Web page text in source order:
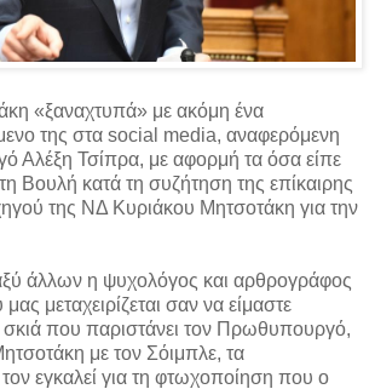
«ξαναχτυπά» με ακόμη ένα
της στα social media, αναφερόμενη
Αλέξη Τσίπρα, με αφορμή τα όσα είπε
Βουλή κατά τη συζήτηση της επίκαιρης
της ΝΔ Κυριάκου Μητσοτάκη για την
άλλων η ψυχολόγος και αρθρογράφος
μεταχειρίζεται σαν να είμαστε
σκιά που παριστάνει τον Πρωθυπουργό,
με τον Σόιμπλε, τα
τον εγκαλεί για τη φτωχοποίηση που ο